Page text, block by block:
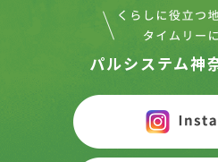
パルシステム神